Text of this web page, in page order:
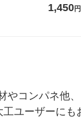
フィオナ オ
1箱（20
1,450円
コンパネ他、
ユーザーにも